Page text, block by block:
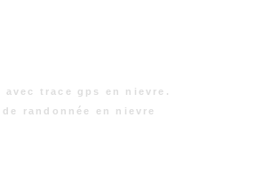
avec trace gps en nievre.
randonnée en nievre